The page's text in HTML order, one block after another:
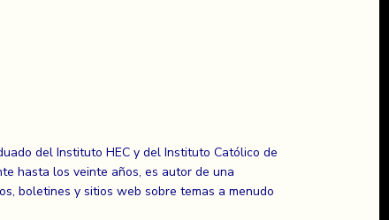
del Instituto HEC y del Instituto Católico de
hasta los veinte años, es autor de una
boletines y sitios web sobre temas a menudo